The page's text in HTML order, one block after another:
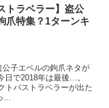
トラベラー】盗公
爪特集？1ターンキ
子エベルの鉤爪ネタが
日で2018年は最後…。
トパストラベラーが出た